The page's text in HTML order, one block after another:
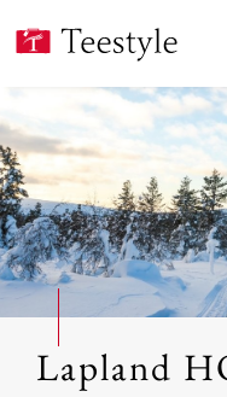
Lapland